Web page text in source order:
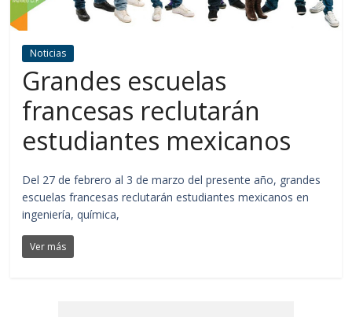
Noticias
Grandes escuelas
francesas reclutarán
estudiantes mexicanos
Del 27 de febrero al 3 de marzo del presente año, grandes
escuelas francesas reclutarán estudiantes mexicanos en
ingeniería, química,
Ver más